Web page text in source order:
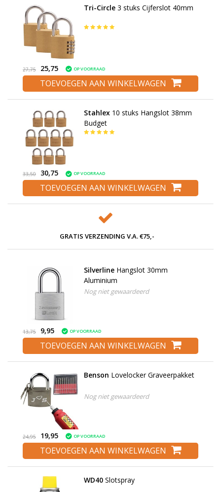
Tri-Circle 3 stuks Cijferslot 40mm
27,75 25,75 OP VOORRAAD
TOEVOEGEN AAN WINKELWAGEN
Stahlex 10 stuks Hangslot 38mm
Budget
33,50 30,75 OP VOORRAAD
TOEVOEGEN AAN WINKELWAGEN
GRATIS VERZENDING V.A. €75,-
Silverline Hangslot 30mm
Aluminium
Nog niet gewaardeerd
13,75 9,95 OP VOORRAAD
TOEVOEGEN AAN WINKELWAGEN
Benson Lovelocker Graveerpakket
Nog niet gewaardeerd
24,95 19,95 OP VOORRAAD
TOEVOEGEN AAN WINKELWAGEN
WD40 Slotspray